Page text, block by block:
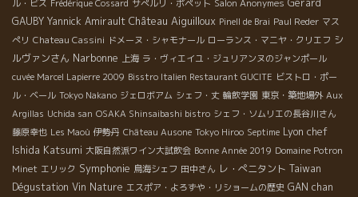
ル・ビス Frédérique Cossard サぺルリ・ポペット Salon Anonymes Gerard
GAUBY Yannick Amirault Château Aiguilloux Pinell de Brai Paul Reder マス
ぺリ Chateau Cassini ドメーヌ・シャモナール ローランス・マニヤ・クリエフ シ
ルヴァンさん Narbonne 上海 ラ・ヴィエイユ・ジュリアンヌのジャンポール
cuvée Marcel Lapierre 2009 Bisstro Italien Restaurant GUCITE ビストロ・ポー
ル・ベール Tokyo Nakano ジェロボアム シェフ・丈 輪飲学園 東京・築地場外 Aux
Argillas Uchida san OSAKA Shinsaibashi bistro シェフ・ソムリエの長谷川さん
藤原幸也 Les Maoù 伊勢丹 Château Ausone Tokyo Hiroo Septime Lyon chef
Ishida Katsumi 大阪自然派ワイン大試飲会 Bonne Année 2019 Domaine Potron
Minet エリック Symphonie 鳥海シェフ 田中さん レ・ぺニタント Taiwan
Dégustation Vin Nature エスポア・よろずや・リショームの歴史 GAN chan